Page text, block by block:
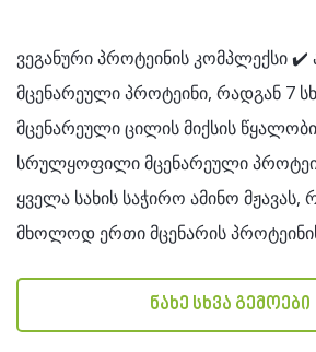
ვეგანური პროტეინის კომპლექსი ✔️
მცენარეული პროტეინი, რადგან 7
მცენარეული ცილის მიქსის
სრულყოფილი მცენარეული
ყველა სახის საჭირო ამინო მჟავას,
მხოლოდ ერთი მცენარის
ნახე სხვა გემოები